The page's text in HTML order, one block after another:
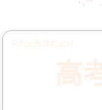
考的全会蒙的全对
高